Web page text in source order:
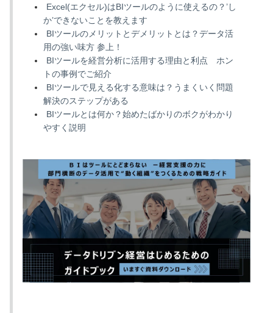
Excel(エクセル)はBIツールのように使えるの？’し
か’できないことを教えます
BIツールのメリットとデメリットとは？データ活
用の強い味方 参上！
BIツールを経営分析に活用する理由と利点 ホン
トの事例でご紹介
BIツールで見える化する意味は？うまくいく問題
解決のステップがある
BIツールとは何か？始めたばかりのボクがわかり
やすく説明